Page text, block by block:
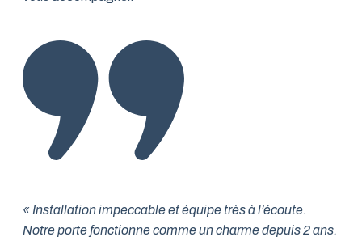
« Installation impeccable et équipe très à l’écoute.
Notre porte fonctionne comme un charme depuis 2 ans.